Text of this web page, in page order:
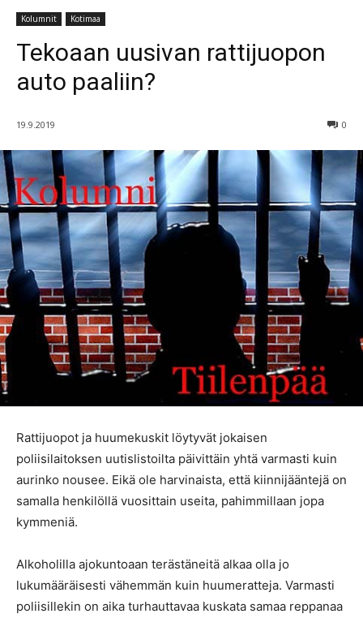
Kolumnit Kotimaa
Tekoaan uusivan rattijuopon
auto paaliin?
19.9.2019 0
Rattijuopot ja huumekuskit löytyvät jokaisen
poliisilaitoksen uutislistoilta päivittäin yhtä varmasti kuin
aurinko nousee. Eikä ole harvinaista, että kiinnijääntejä on
samalla henkilöllä vuosittain useita, pahimmillaan jopa
kymmeniä.
Alkoholilla ajokuntoaan terästäneitä alkaa olla jo
lukumääräisesti vähemmän kuin huumeratteja. Varmasti
poliisillekin on aika turhauttavaa kuskata samaa reppanaa